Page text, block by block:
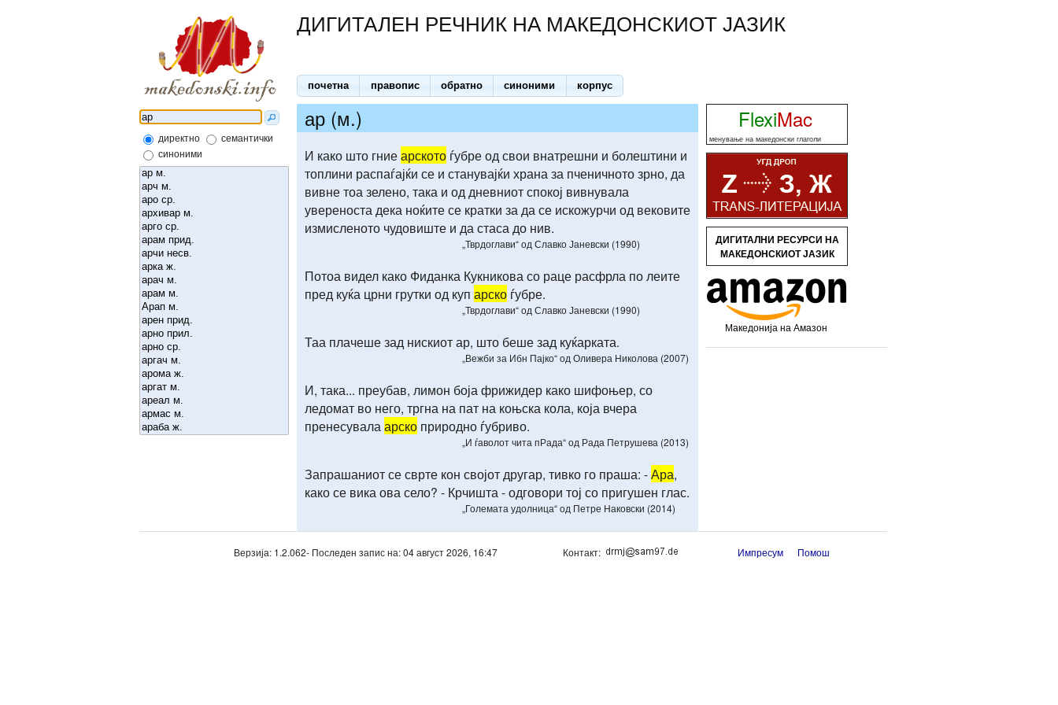
ДИГИТАЛЕН РЕЧНИК НА МАКЕДОНСКИОТ ЈАЗИК
почетна правопис обратно синоними корпус
директно
семантички
синоними
ар (м.)
И како што гниеарското ѓубре од свои внатрешни и болештини и
топлини распаѓајќи се и станувајќи храна за пченичното зрно, да
вивне тоа зелено, така и од дневниот спокој вивнувала
увереноста дека ноќите се кратки за да се искожурчи од вековите
измисленото чудовиште и да стаса до нив.
„Тврдоглави“ од Славко Јаневски (1990)
Потоа видел како Фиданка Кукникова со раце расфрла по леите
пред куќа црни грутки од куп арско ѓубре.
„Тврдоглави“ од Славко Јаневски (1990)
Таа плачеше зад нискиот ар, што беше зад куќарката.
„Вежби за Ибн Пајко“ од Оливера Николова (2007)
И, така... преубав, лимон боја фрижидер како шифоњер, со
ледомат во него, тргна на пат на коњска кола, која вчера
пренесувала арско природно ѓубриво.
„И ѓаволот чита пРада“ од Рада Петрушева (2013)
Запрашаниот се сврте кон својот другар, тивко го праша: -Ара,
како се вика ова село? - Крчишта - одговори тој со пригушен глас.
„Големата удолница“ од Петре Наковски (2014)
FlexiMac
менување на македонски глаголи
ДИГИТАЛНИ РЕСУРСИ НА
МАКЕДОНСКИОТ ЈАЗИК
Македонија на Амазон
Верзија: 1.2.062- Последен запис на: 04 август 2026, 16:47 Контакт: Импресум Помош